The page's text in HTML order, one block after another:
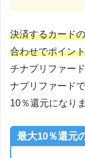
決済するカード
合わせでポイン
チナプリファー
ナプリファード
10％還元になりま
最大10％還元